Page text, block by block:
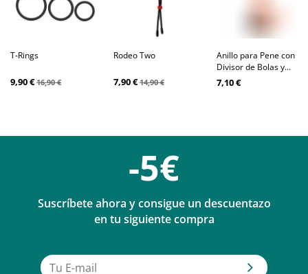
T-Rings
9,90 €16,90 €
Rodeo Two
7,90 €14,90 €
Anillo para Pene con
Divisor de Bolas y...
7,10 €
-5€
Suscríbete ahora y consigue un descuentazo
en tu siguiente compra